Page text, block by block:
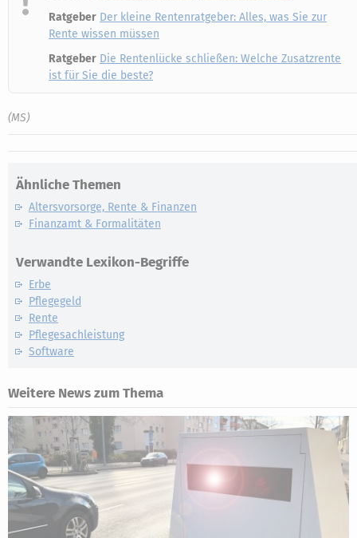
Ratgeber Der kleine Rentenratgeber: Alles, was Sie zur
Rente wissen müssen
Ratgeber Die Rentenlücke schließen: Welche Zusatzrente
ist für Sie die beste?
(MS)
Ähnliche Themen
Altersvorsorge, Rente & Finanzen
Finanzamt & Formalitäten
Verwandte Lexikon-Begriffe
Erbe
Pflegegeld
Rente
Pflegesachleistung
Software
Weitere News zum Thema